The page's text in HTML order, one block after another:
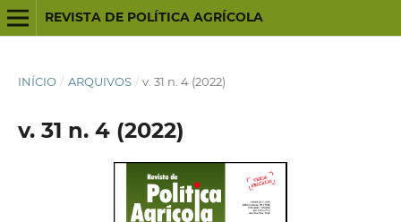
REVISTA DE POLÍTICA AGRÍCOLA
INÍCIO / ARQUIVOS / v. 31 n. 4 (2022)
v. 31 n. 4 (2022)